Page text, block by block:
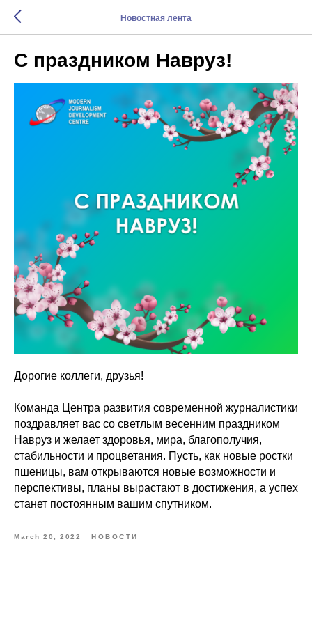
Новостная лента
С праздником Навруз!
Дорогие коллеги, друзья!
Команда Центра развития современной журналистики
поздравляет вас со светлым весенним праздником
Навруз и желает здоровья, мира, благополучия,
стабильности и процветания. Пусть, как новые ростки
пшеницы, вам открываются новые возможности и
перспективы, планы вырастают в достижения, а успех
станет постоянным вашим спутником.
March 20, 2022 НОВОСТИ